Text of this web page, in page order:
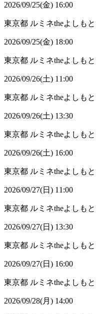
2026/09/25(金) 16:00
東京都 ルミネtheよしもと
2026/09/25(金) 18:00
東京都 ルミネtheよしもと
2026/09/26(土) 11:00
東京都 ルミネtheよしもと
2026/09/26(土) 13:30
東京都 ルミネtheよしもと
2026/09/26(土) 16:00
東京都 ルミネtheよしもと
2026/09/27(日) 11:00
東京都 ルミネtheよしもと
2026/09/27(日) 13:30
東京都 ルミネtheよしもと
2026/09/27(日) 16:00
東京都 ルミネtheよしもと
2026/09/28(月) 14:00